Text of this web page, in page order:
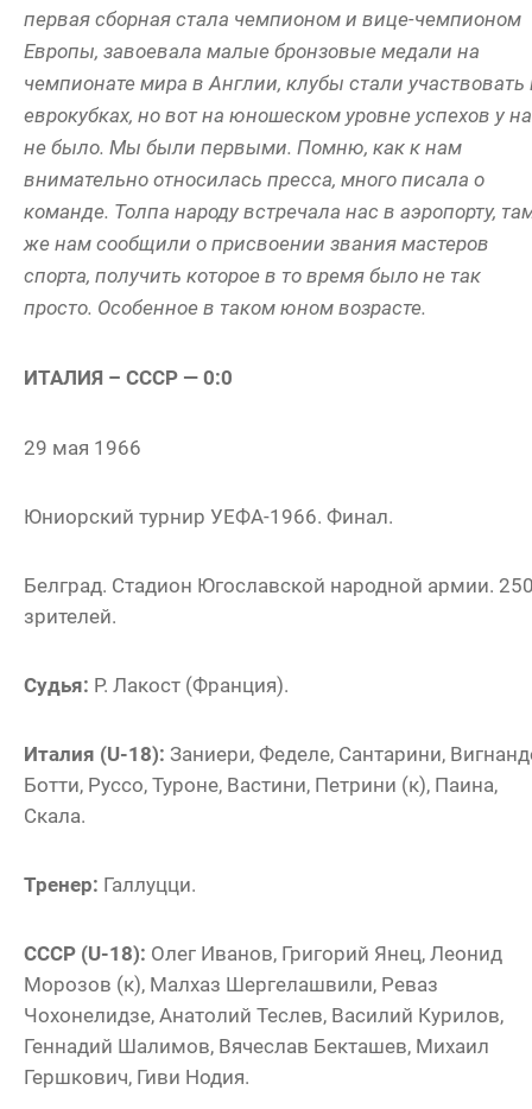
первая сборная стала чемпионом и вице-чемпионом
Европы, завоевала малые бронзовые медали на
чемпионате мира в Англии, клубы стали участвовать
еврокубках, но вот на юношеском уровне успехов у
не было. Мы были первыми. Помню, как к нам
внимательно относилась пресса, много писала о
команде. Толпа народу встречала нас в аэропорту,
же нам сообщили о присвоении звания мастеров
спорта, получить которое в то время было не так
просто. Особенное в таком юном возрасте.
ИТАЛИЯ – СССР — 0:0
29 мая 1966
Юниорский турнир УЕФА-1966. Финал.
Белград. Стадион Югославской народной армии.
зрителей.
Судья: Р. Лакост (Франция).
Италия (U-18): Заниери, Феделе, Сантарини,
Ботти, Руссо, Туроне, Вастини, Петрини (к), Паина,
Скала.
Тренер: Галлуцци.
СССР (U-18): Олег Иванов, Григорий Янец, Леонид
Морозов (к), Малхаз Шергелашвили, Реваз
Чохонелидзе, Анатолий Теслев, Василий Курилов,
Геннадий Шалимов, Вячеслав Бекташев, Михаил
Гершкович, Гиви Нодия.